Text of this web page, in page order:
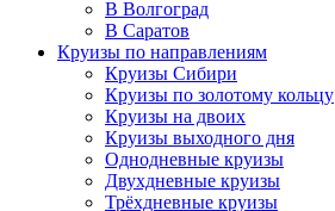
В Волгоград
В Саратов
Круизы по направлениям
Круизы Сибири
Круизы по золотому кольцу
Круизы на двоих
Круизы выходного дня
Однодневные круизы
Двухдневные круизы
Трёхдневные круизы